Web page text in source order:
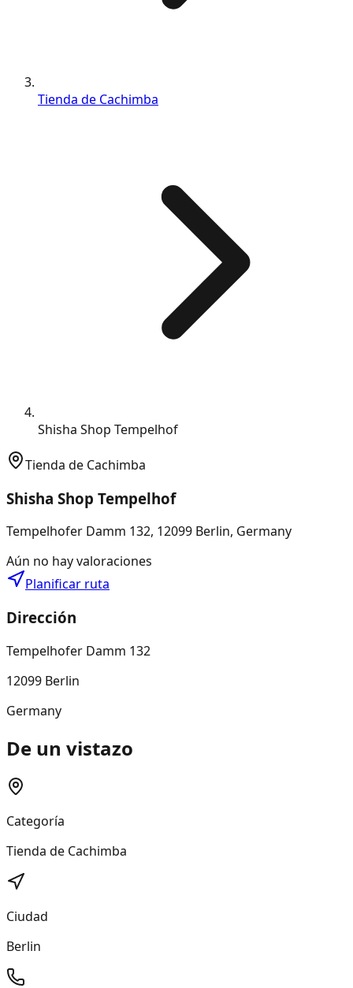
Tienda de Cachimba
Shisha Shop Tempelhof
Tienda de Cachimba
Shisha Shop Tempelhof
Tempelhofer Damm 132, 12099 Berlin, Germany
Aún no hay valoraciones
Planificar ruta
Dirección
Tempelhofer Damm 132
12099 Berlin
Germany
De un vistazo
Categoría
Tienda de Cachimba
Ciudad
Berlin